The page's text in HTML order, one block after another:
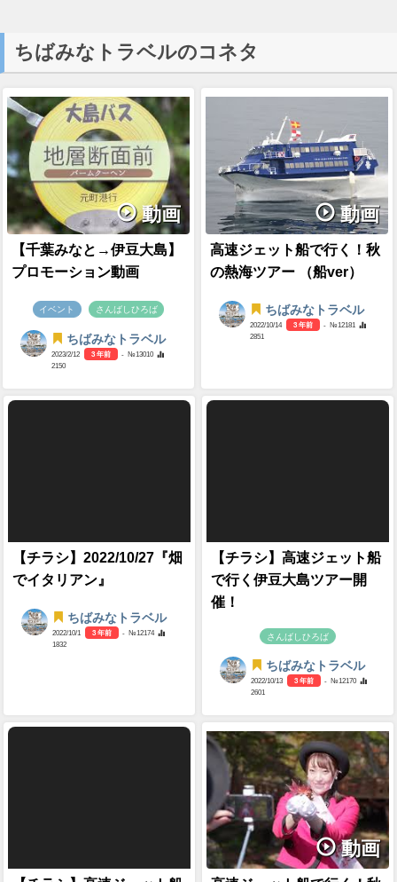
ちばみなトラベルのコネタ
動画
【千葉みなと→伊豆大島】
プロモーション動画
イベント さんばしひろば
ちばみなトラベル
2023/2/12 3 年前
- №13010
2150
動画
高速ジェット船で行く！秋
の熱海ツアー （船ver）
ちばみなトラベル
2022/10/14 3 年前
- №12181
2851
【チラシ】2022/10/27『畑
でイタリアン』
ちばみなトラベル
2022/10/1 3 年前
- №12174
1832
【チラシ】高速ジェット船
で行く伊豆大島ツアー開
催！
さんばしひろば
ちばみなトラベル
2022/10/13 3 年前
- №12170
2601
動画